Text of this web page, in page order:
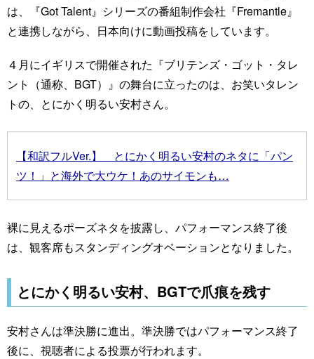
は、『Got Talent』シリーズの番組制作会社『Fremantle』
と連携しながら、日本向けに動画投稿をしています。
４月にイギリスで開催された『ブリテンズ・ゴット・タレ
ント（通称、BGT）』の舞台に立ったのは、お笑いタレン
トの、とにかく明るい安村さん。
【和訳フルVer.】 とにかく明るい安村のネタに「パン
ツ！」と海外で大ウケ！あのサイモンも…
裸に見えるポーズネタを披露し、パフォーマンス終了後
は、観客席もスタンディングオベーションとなりました。
とにかく明るい安村、BGTで爪痕を残す
安村さんは準決勝に進出。準決勝ではパフォーマンス終了
後に、視聴者による投票が行われます。